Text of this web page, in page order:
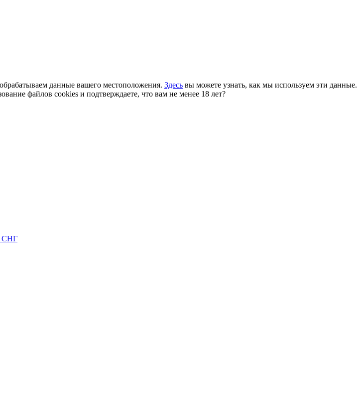
данные вашего местоположения. Здесь вы можете узнать, как мы используем эти данные.
файлов cookies и подтверждаете, что вам не менее 18 лет?
СНГ